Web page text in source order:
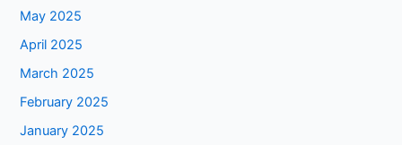
May 2025
April 2025
March 2025
February 2025
January 2025